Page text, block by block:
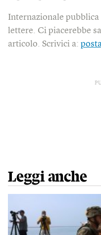
Internazionale
lettere. Ci piacerebbe
articolo. Scrivici a:
Leggi anche